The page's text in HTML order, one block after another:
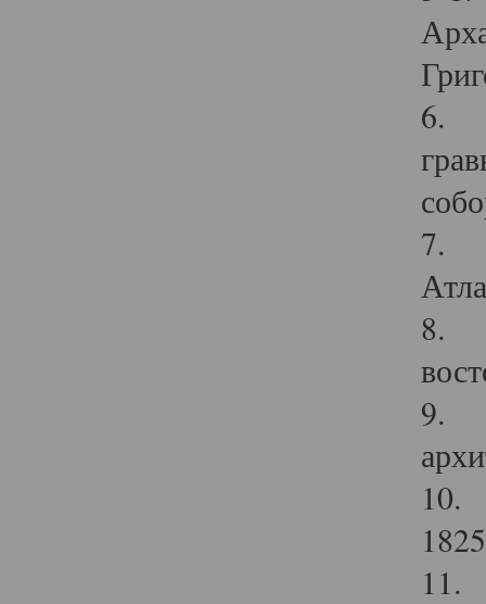
6.
7.
8.
9.
10.
11.